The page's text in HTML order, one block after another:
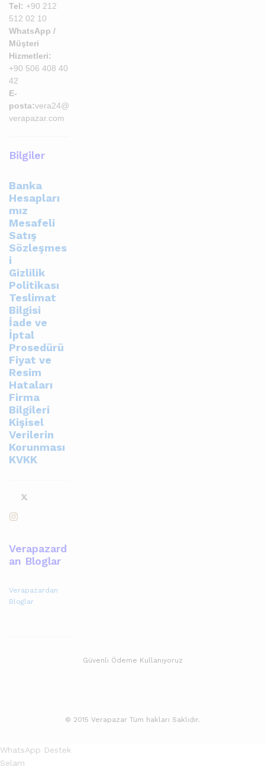
Tel: +90 212
512 02 10
WhatsApp /
Müşteri
Hizmetleri:
+90 506 408 40
42
E-
posta:vera24@
verapazar.com
Bilgiler
Banka
Hesapları
mız
Mesafeli
Satış
Sözleşmes
i
Gizlilik
Politikası
Teslimat
Bilgisi
İade ve
İptal
Prosedürü
Fiyat ve
Resim
Hataları
Firma
Bilgileri
Kişisel
Verilerin
Korunması
KVKK
Verapazard
an Bloglar
Verapazardan
Bloglar
© 2015 Verapazar Tüm hakları Saklıdır.
Güvenli Ödeme Kullanıyoruz
WhatsApp Destek
Selam